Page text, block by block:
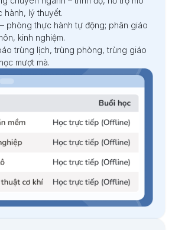
hành, lý thuyết.
phòng thực hành tự động; phân giáo
kinh nghiệm.
trùng lịch, trùng phòng, trùng giáo
mượt mà.